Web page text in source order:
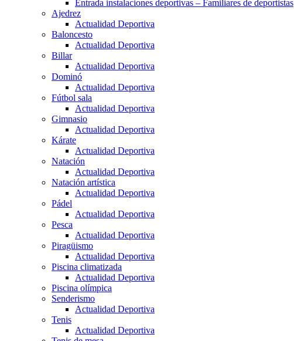
Entrada instalaciones deportivas – Familiares de deportistas
Ajedrez
Actualidad Deportiva
Baloncesto
Actualidad Deportiva
Billar
Actualidad Deportiva
Dominó
Actualidad Deportiva
Fútbol sala
Actualidad Deportiva
Gimnasio
Actualidad Deportiva
Kárate
Actualidad Deportiva
Natación
Actualidad Deportiva
Natación artística
Actualidad Deportiva
Pádel
Actualidad Deportiva
Pesca
Actualidad Deportiva
Piragüismo
Actualidad Deportiva
Piscina climatizada
Actualidad Deportiva
Piscina olímpica
Senderismo
Actualidad Deportiva
Tenis
Actualidad Deportiva